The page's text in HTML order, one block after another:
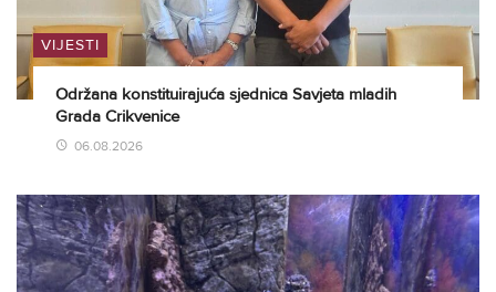
VIJESTI
Održana konstituirajuća sjednica Savjeta mladih
Grada Crikvenice
06.08.2026